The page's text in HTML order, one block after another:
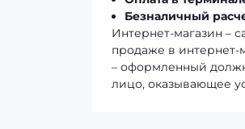
Безналичный
Интернет-магазин –
продаже в интернет-
– оформленный
лицо, оказывающее